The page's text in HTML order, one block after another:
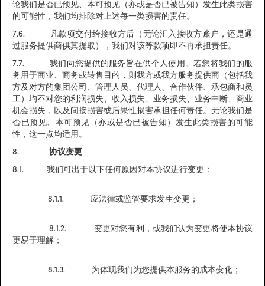
论我们是否已预见、本可预见（亦或是否已被告知）发生此类损害
的可能性，我们均排除对上述每一类损害的责任。
7.6. 凡款项交付给接收方后（无论汇入接收方账户，还是通
过服务提供商供其提取），我们对该等款项即不再承担责任。
7.7. 我们向您提供的服务旨在供个人使用。若您将我们的服
务用于商业、商务或转售目的，则我方或我方服务提供商（包括我
方及对方的集团公司、管理人员、代理人、合作伙伴、承包商和员
工）均不对您的利润损失、收入损失、业务损失、业务中断、商业
机会损失，以及间接损害或后果性损害承担任何责任。无论我们是
否已预见、本可预见（亦或是否已被告知）发生此类损害的可能
性，这一点均适用。
8. 协议变更
8.1. 我们可出于以下任何原因对本协议进行变更：
8.1.1. 应法律或监管要求发生变更；
8.1.2. 变更对您有利，或我们认为变更将使本协议
更易于理解；
8.1.3. 为体现我们为您提供本服务的成本变化；